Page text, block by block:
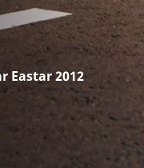
Eastar 2012